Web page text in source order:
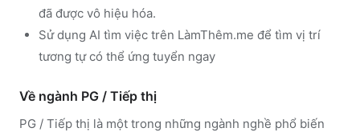
đã được vô hiệu hóa.
Sử dụng AI tìm việc trên LàmThêm.me để tìm vị trí
tương tự có thể ứng tuyển ngay
Về ngành PG / Tiếp thị
PG / Tiếp thị là một trong những ngành nghề phổ biến